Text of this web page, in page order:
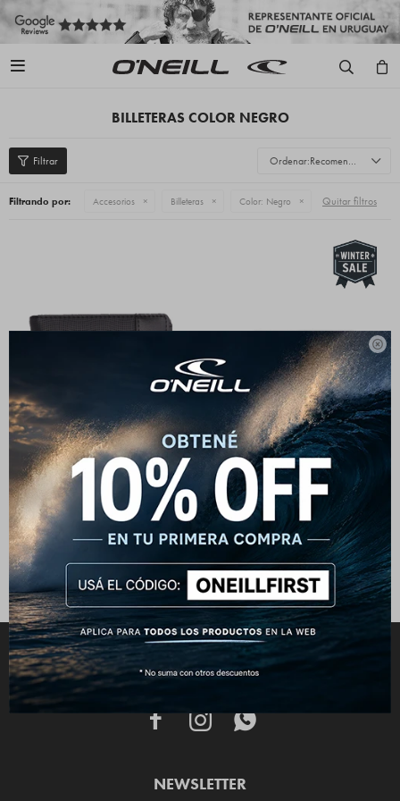


BILLETERAS COLOR NEGRO
Recomendados
Filtrando por: Accesorios Billeteras Color: Negro Quitar filtros
Billetera O'Neill Oasis - Negra
790
Billetera O'Neill PocketBook -
Negro
$712 890
CONECTATE
  
NEWSLETTER